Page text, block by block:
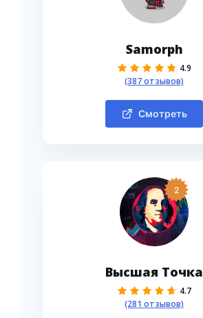
Samorph
4.9
(387 отзывов)
Смотреть
2
Высшая Точка
4.7
(281 отзывов)